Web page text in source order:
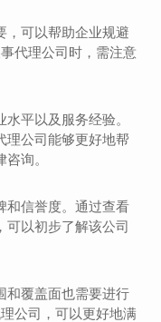
，可以帮助企业规避
代理公司时，需注意
平以及服务经验。
理公司能够更好地帮
询。
和信誉度。通过查看
可以初步了解该公司
和覆盖面也需要进行
公司，可以更好地满